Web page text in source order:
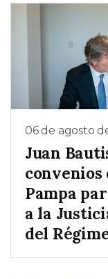
06 de agosto
Juan
convenios
Pampa
a la
del